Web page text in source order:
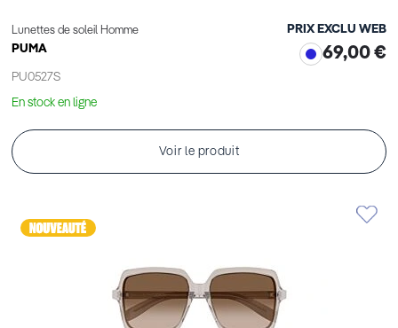
Lunettes de soleil Homme
PUMA
PU0527S
PRIX EXCLU WEB
69,00 €
En stock en ligne
Voir le produit